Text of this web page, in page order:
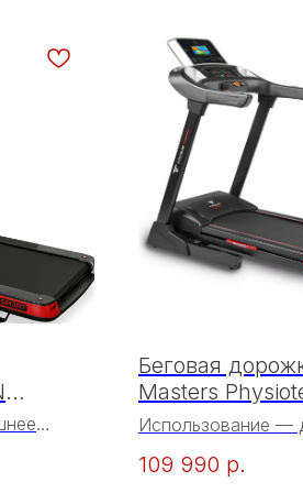
Беговая
Masters
Использование —
Двигатель — 3,25
109 990 р.